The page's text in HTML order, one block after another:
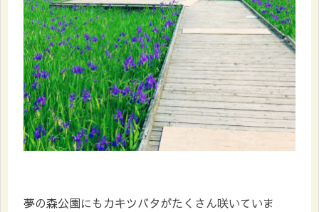
夢の森公園にもカキツバタがたくさん咲いていま